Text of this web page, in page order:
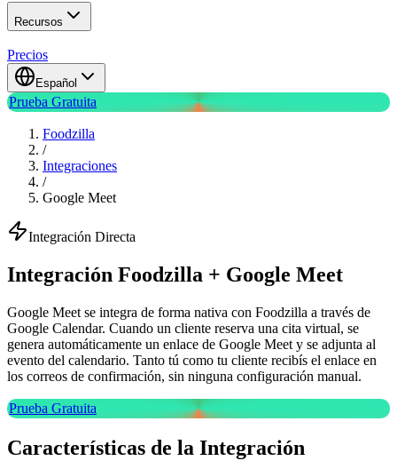
Recursos
Precios
Español
Prueba Gratuita
Foodzilla
/
Integraciones
/
Google Meet
Integración Directa
Integración Foodzilla + Google Meet
Google Meet se integra de forma nativa con Foodzilla a través de
Google Calendar. Cuando un cliente reserva una cita virtual, se
genera automáticamente un enlace de Google Meet y se adjunta al
evento del calendario. Tanto tú como tu cliente recibís el enlace en
los correos de confirmación, sin ninguna configuración manual.
Prueba Gratuita
Características de la Integración